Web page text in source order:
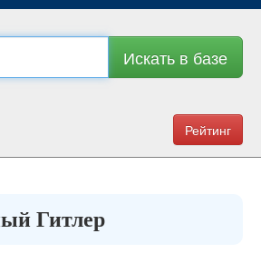
Искать в базе
Рейтинг
Гитлеp